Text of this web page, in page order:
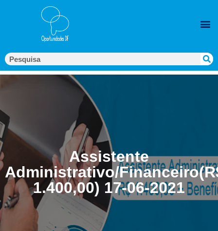
Assistente
Administrativo/
1.400,00) 17-06-2021